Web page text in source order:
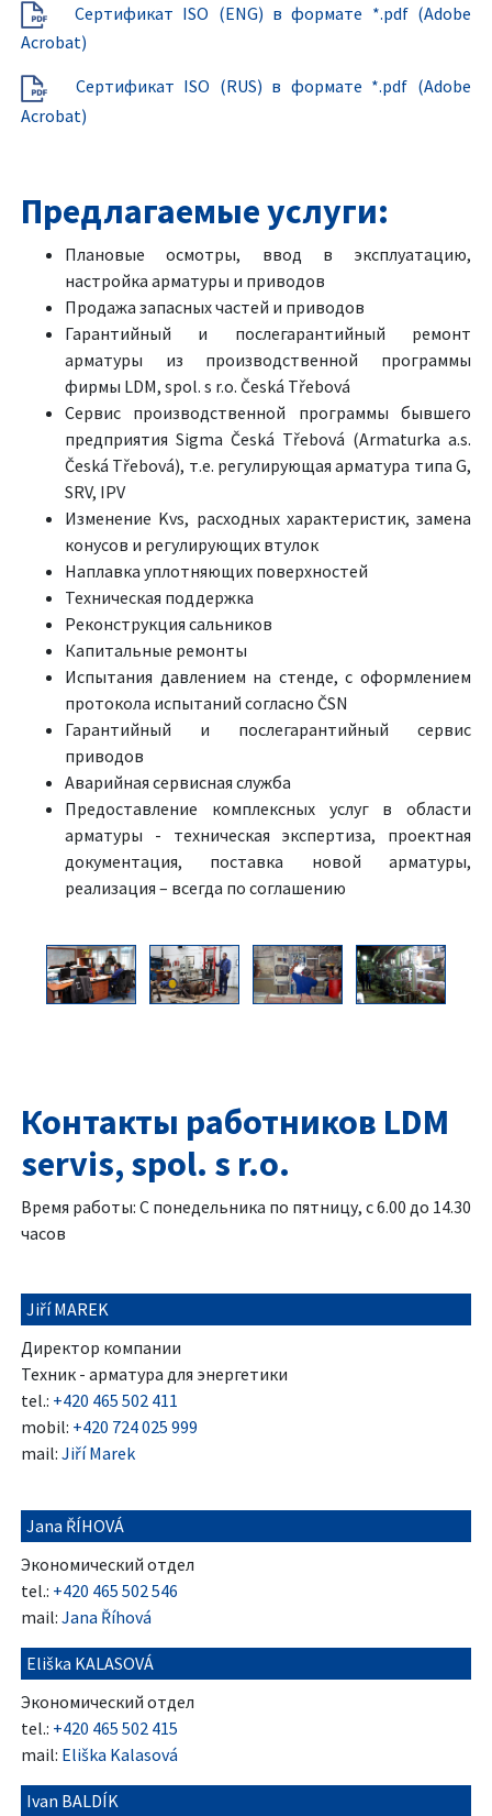
Сертификат ISO (ENG) в формате *.pdf (Adobe
Acrobat)
Сертификат ISO (RUS) в формате *.pdf (Adobe
Acrobat)
Предлагаемые услуги:
Плановые осмотры, ввод в эксплуатацию,
настройка арматуры и приводов
Продажа запасных частей и приводов
Гарантийный и послегарантийный ремонт
арматуры из производственной программы
фирмы LDM, spol. s r.o. Česká Třebová
Сервис производственной программы бывшего
предприятия Sigma Česká Třebová (Armaturka a.s.
Česká Třebová), т.е. регулирующая арматура типа G,
SRV, IPV
Изменение Kvs, расходных характеристик, замена
конусов и регулирующих втулок
Наплавка уплотняющих поверхностей
Техническая поддержка
Реконструкция сальников
Капитальные ремонты
Испытания давлением на стенде, с оформлением
протокола испытаний согласно ČSN
Гарантийный и послегарантийный сервис
приводов
Аварийная сервисная служба
Предоставление комплексных услуг в области
арматуры - техническая экспертиза, проектная
документация, поставка новой арматуры,
реализация – всегда по соглашению
Контакты работников LDM
servis, spol. s r.o.
Время работы: С понедельника по пятницу, с 6.00 до 14.30
часов
Jiří MAREK
Директор компании
Техник - арматура для энергетики
tel.: +420 465 502 411
mobil: +420 724 025 999
mail: Jiří Marek
Jana ŘÍHOVÁ
Экономический отдел
tel.: +420 465 502 546
mail: Jana Říhová
Eliška KALASOVÁ
Экономический отдел
tel.: +420 465 502 415
mail: Eliška Kalasová
Ivan BALDÍK